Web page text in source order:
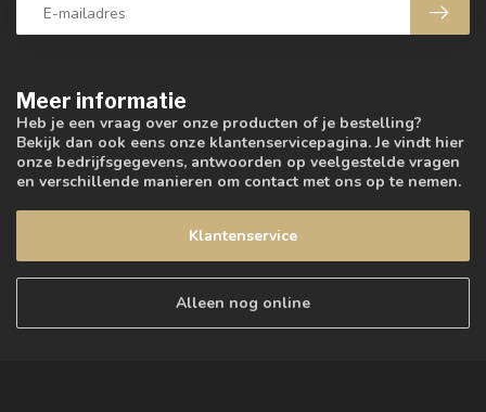
Meer informatie
Heb je een vraag over onze producten of je bestelling?
Bekijk dan ook eens onze klantenservicepagina. Je vindt hier
onze bedrijfsgegevens, antwoorden op veelgestelde vragen
en verschillende manieren om contact met ons op te nemen.
Klantenservice
Alleen nog online